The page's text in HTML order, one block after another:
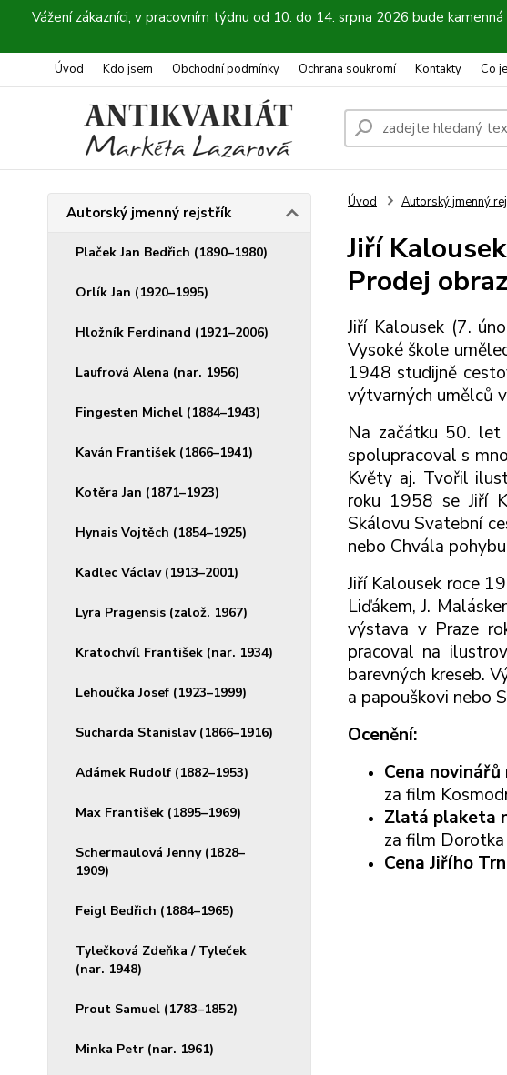
Vážení zákazníci, v pracovním týdnu od 10. do 14. srpna 2026 bude
Úvod Kdo jsem Obchodní podmínky Ochrana soukromí Kontakty Co
Autorský jmenný rejstřík
Plaček Jan Bedřich (1890–1980)
Orlík Jan (1920–1995)
Hložník Ferdinand (1921–2006)
Laufrová Alena (nar. 1956)
Fingesten Michel (1884–1943)
Kaván František (1866–1941)
Kotěra Jan (1871–1923)
Hynais Vojtěch (1854–1925)
Kadlec Václav (1913–2001)
Lyra Pragensis (založ. 1967)
Kratochvíl František (nar. 1934)
Lehoučka Josef (1923–1999)
Sucharda Stanislav (1866–1916)
Adámek Rudolf (1882–1953)
Max František (1895–1969)
Schermaulová Jenny (1828–
1909)
Feigl Bedřich (1884–1965)
Tylečková Zdeňka / Tyleček
(nar. 1948)
Prout Samuel (1783–1852)
Minka Petr (nar. 1961)
Úvod Autorský jmenný
Jiří
Prodej
Jiří Kalousek (7.
Vysoké škole
1948 studijně
výtvarných umělců
Na začátku 50. let
spolupracoval s
Květy aj. Tvořil
roku 1958 se Jiří
Skálovu Svatební
nebo Chvála
Jiří Kalousek roce
Liďákem, J.
výstava v Praze
pracoval na
barevných kreseb.
a papouškovi nebo
Ocenění:
Cena
za film
Zlatá plaketa
za film
Cena Jiřího